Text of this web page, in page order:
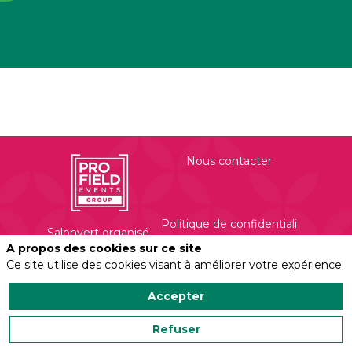
Salonvert organisé
par
Profield Events
Galois
Nous contacter
Politique de confidentialité
Mentions légales
A propos des cookies sur ce site
Ce site utilise des cookies visant à améliorer votre expérience.
Accepter
Refuser